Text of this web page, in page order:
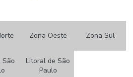
Para Eletrônicos
Para Alimentos
Zona Oeste Zona Sul
São
Litoral de São
Paulo